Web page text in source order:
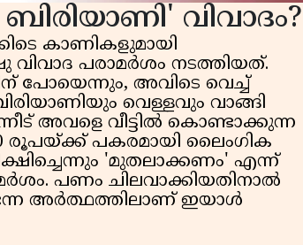
വിവാദം?
കാണികളുമായി
പരാമർശം നടത്തിയത്.
പോയെന്നും, അവിടെ വെച്ച്
വെള്ളവും വാങ്ങി
അവളെ വീട്ടിൽ കൊണ്ടാക്കുന്ന
രൂപയ്ക്ക് പകരമായി ലൈംഗിക
'മുതലാക്കണം' എന്ന്
പണം ചിലവാക്കിയതിനാൽ
അർത്ഥത്തിലാണ് ഇയാൾ